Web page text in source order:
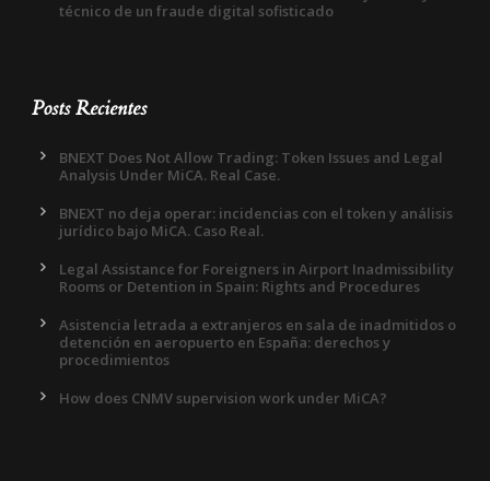
técnico de un fraude digital sofisticado
Posts Recientes
BNEXT Does Not Allow Trading: Token Issues and Legal
Analysis Under MiCA. Real Case.
BNEXT no deja operar: incidencias con el token y análisis
jurídico bajo MiCA. Caso Real.
Legal Assistance for Foreigners in Airport Inadmissibility
Rooms or Detention in Spain: Rights and Procedures
Asistencia letrada a extranjeros en sala de inadmitidos o
detención en aeropuerto en España: derechos y
procedimientos
How does CNMV supervision work under MiCA?